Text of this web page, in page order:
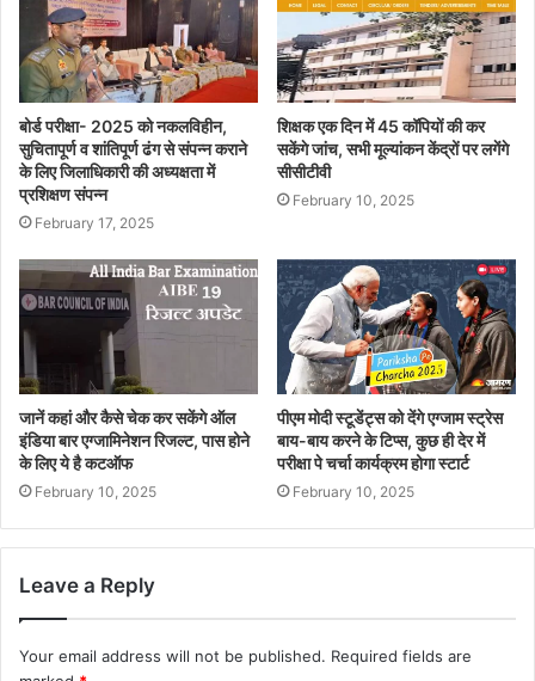
बोर्ड परीक्षा- 2025 को नकलविहीन,
सुचितापूर्ण व शांतिपूर्ण ढंग से संपन्न कराने
के लिए जिलाधिकारी की अध्यक्षता में
प्रशिक्षण संपन्न
February 17, 2025
शिक्षक एक दिन में 45 कॉपियों की कर
सकेंगे जांच, सभी मूल्यांकन केंद्रों पर लगेंगे
सीसीटीवी
February 10, 2025
जानें कहां और कैसे चेक कर सकेंगे ऑल
इंडिया बार एग्जामिनेशन रिजल्ट, पास होने
के लिए ये है कटऑफ
February 10, 2025
पीएम मोदी स्टूडेंट्स को देंगे एग्जाम स्ट्रेस
बाय-बाय करने के टिप्स, कुछ ही देर में
परीक्षा पे चर्चा कार्यक्रम होगा स्टार्ट
February 10, 2025
Leave a Reply
Your email address will not be published. Required fields are